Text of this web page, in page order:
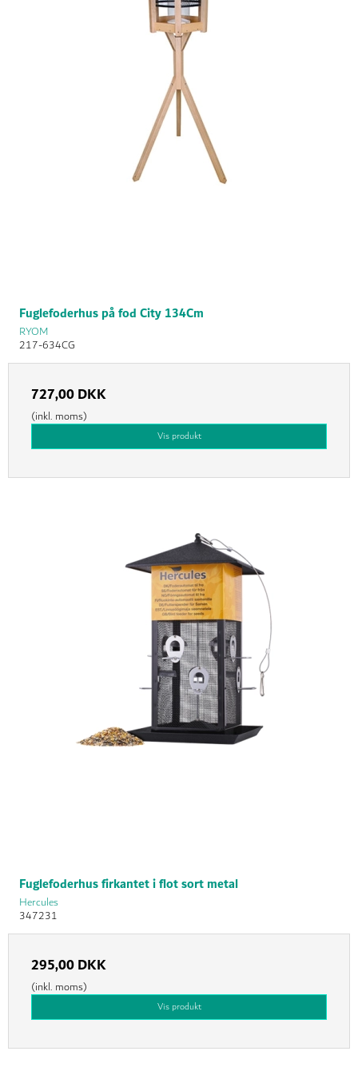
Fuglefoderhus på fod City 134Cm
RYOM
217-634CG
727,00 DKK
(inkl. moms)
Vis produkt
Fuglefoderhus firkantet i flot sort metal
Hercules
347231
295,00 DKK
(inkl. moms)
Vis produkt